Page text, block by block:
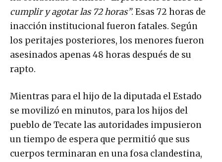
cumplir y agotar las 72 horas”. Esas 72 horas de
inacción institucional fueron fatales. Según
los peritajes posteriores, los menores fueron
asesinados apenas 48 horas después de su
rapto.
Mientras para el hijo de la diputada el Estado
se movilizó en minutos, para los hijos del
pueblo de Tecate las autoridades impusieron
un tiempo de espera que permitió que sus
cuerpos terminaran en una fosa clandestina,